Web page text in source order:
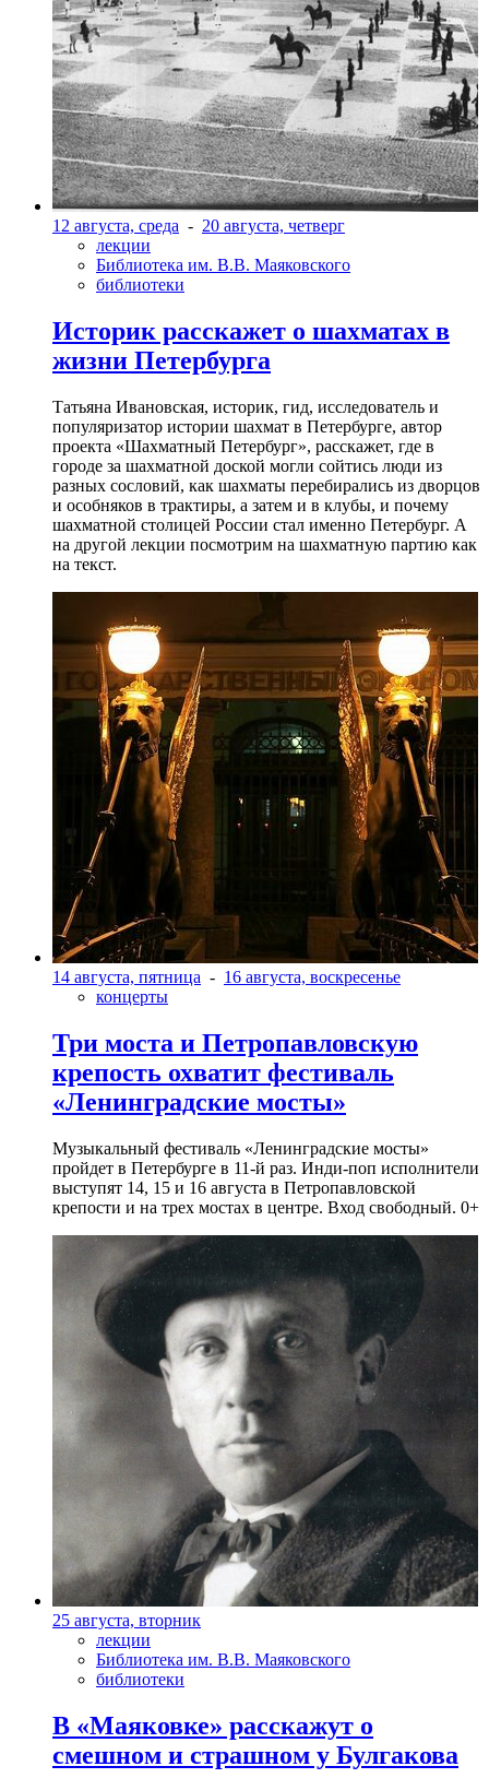
12 августа, среда - 20 августа, четверг
лекции
Библиотека им. В.В. Маяковского
библиотеки
Историк расскажет о шахматах в
жизни Петербурга
Татьяна Ивановская, историк, гид, исследователь и
популяризатор истории шахмат в Петербурге, автор
проекта «Шахматный Петербург», расскажет, где в
городе за шахматной доской могли сойтись люди из
разных сословий, как шахматы перебирались из дворцов
и особняков в трактиры, а затем и в клубы, и почему
шахматной столицей России стал именно Петербург. А
на другой лекции посмотрим на шахматную партию как
на текст.
14 августа, пятница - 16 августа, воскресенье
концерты
Три моста и Петропавловскую
крепость охватит фестиваль
«Ленинградские мосты»
Музыкальный фестиваль «Ленинградские мосты»
пройдет в Петербурге в 11-й раз. Инди-поп исполнители
выступят 14, 15 и 16 августа в Петропавловской
крепости и на трех мостах в центре. Вход свободный. 0+
25 августа, вторник
лекции
Библиотека им. В.В. Маяковского
библиотеки
В «Маяковке» расскажут о
смешном и страшном у Булгакова